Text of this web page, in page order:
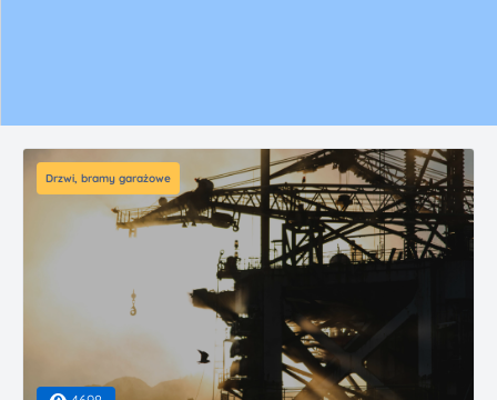
Drzwi, bramy garażowe